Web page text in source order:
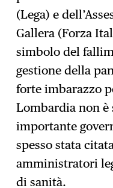
(Lega) e
Gallera (Forza
simbolo del
gestione della
forte imbarazzo
Lombardia non è
importante
spesso stata
amministratori
di sanità.